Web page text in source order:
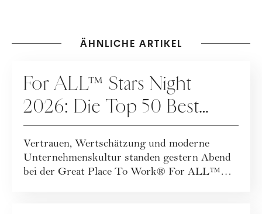
ÄHNLICHE ARTIKEL
For ALL™ Stars Night
2026: Die Top 50 Best
Workplaces™ Austria
Vertrauen, Wertschätzung und moderne
Unternehmenskultur standen gestern Abend
bei der Great Place To Work® For ALL™